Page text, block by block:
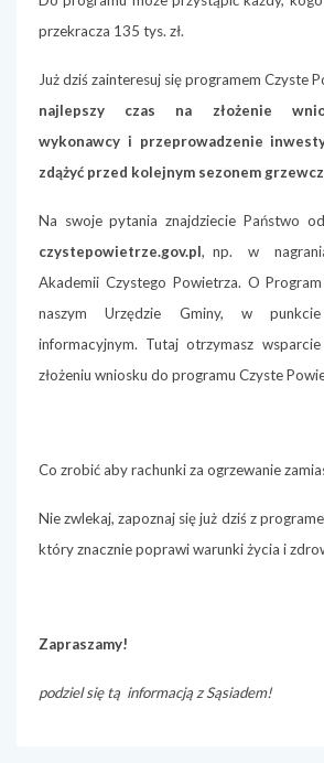
przekracza 135 tys. zł.
Już dziś zainteresuj się programem Czyste
najlepszy czas na złożenie
wykonawcy i przeprowadzenie
zdążyć przed kolejnym sezonem
Na swoje pytania znajdziecie Państwo
czystepowietrze.gov.pl, np. w
Akademii Czystego Powietrza. O
naszym Urzędzie Gminy, w
informacyjnym. Tutaj otrzymasz
złożeniu wniosku do programu Czyste
Co zrobić aby rachunki za ogrzewanie
Nie zwlekaj, zapoznaj się już dziś z
który znacznie poprawi warunki życia i
Zapraszamy!
podziel się tą informacją z Sąsiadem!